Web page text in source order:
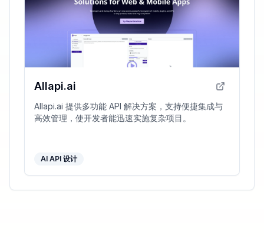
Allapi.ai
Allapi.ai 提供多功能 API 解决方案，支持便捷集成与
高效管理，使开发者能迅速实施复杂项目。
AI API 设计